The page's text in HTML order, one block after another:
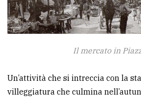
Il mercato in
Un’attività che si intreccia con la
villeggiatura che culmina